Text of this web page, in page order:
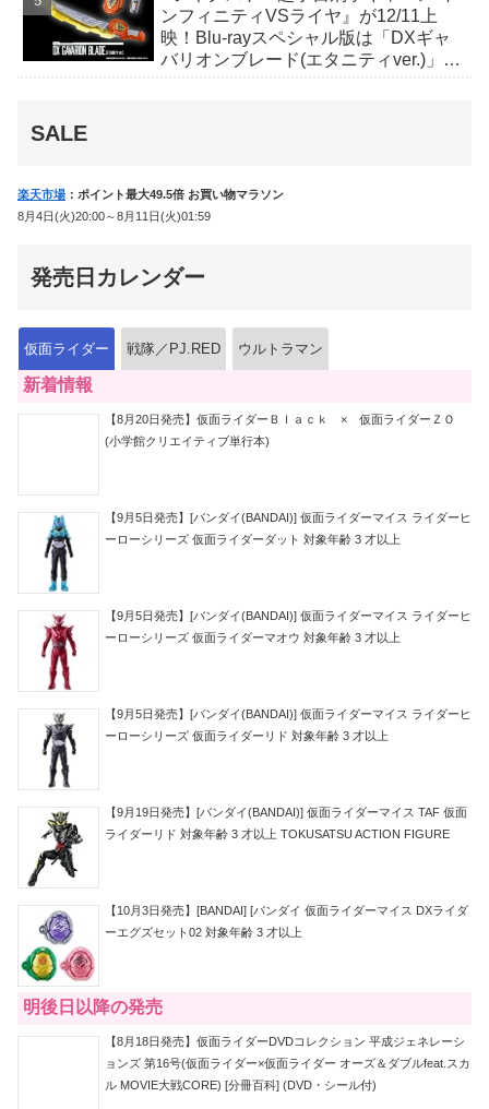
ンフィニティVSライヤ』が12/11上
映！Blu-rayスペシャル版は「DXギャ
バリオンブレード(エタニティver.)」
SALE
楽天市場 ：ポイント最大49.5倍 お買い物マラソン
8月4日(火)20:00～8月11日(火)01:59
発売日カレンダー
仮面ライダー 戦隊／PJ.RED ウルトラマン
新着情報
【8月20日発売】仮面ライダーＢｌａｃｋ × 仮面ライダーＺＯ
(小学館クリエイティブ単行本)
【9月5日発売】[バンダイ(BANDAI)] 仮面ライダーマイス ライダーヒ
ーローシリーズ 仮面ライダーダット 対象年齢 3 才以上
【9月5日発売】[バンダイ(BANDAI)] 仮面ライダーマイス ライダーヒ
ーローシリーズ 仮面ライダーマオウ 対象年齢 3 才以上
【9月5日発売】[バンダイ(BANDAI)] 仮面ライダーマイス ライダーヒ
ーローシリーズ 仮面ライダーリド 対象年齢 3 才以上
【9月19日発売】[バンダイ(BANDAI)] 仮面ライダーマイス TAF 仮面
ライダーリド 対象年齢 3 才以上 TOKUSATSU ACTION FIGURE
【10月3日発売】[BANDAI] [バンダイ 仮面ライダーマイス DXライダ
ーエグズセット02 対象年齢 3 才以上
明後日以降の発売
【8月18日発売】仮面ライダーDVDコレクション 平成ジェネレーシ
ョンズ 第16号(仮面ライダー×仮面ライダー オーズ＆ダブルfeat.スカ
ル MOVIE大戦CORE) [分冊百科] (DVD・シール付)